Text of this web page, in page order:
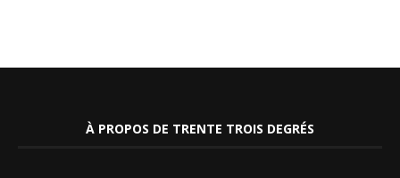
À PROPOS DE TRENTE TROIS DEGRÉS